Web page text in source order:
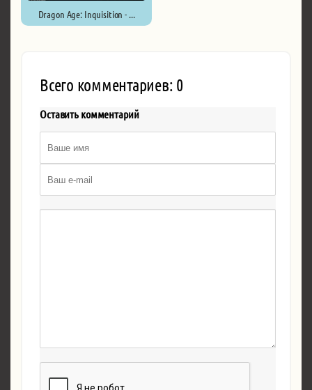
Dragon Age: Inquisition - ...
Всего комментариев: 0
Оставить комментарий